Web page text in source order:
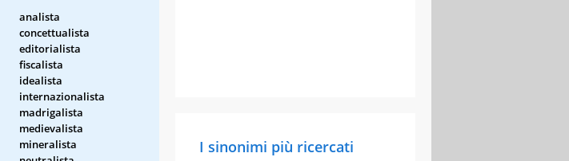
analista
concettualista
editorialista
fiscalista
idealista
internazionalista
madrigalista
medievalista
mineralista
I sinonimi più ricercati